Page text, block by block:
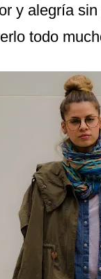
y alegría
todo